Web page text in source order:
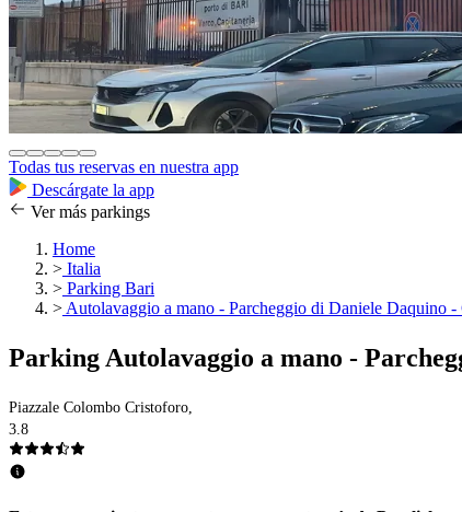
Todas tus reservas en nuestra app
Descárgate la app
Ver más parkings
Home
> Italia
> Parking Bari
> Autolavaggio a mano - Parcheggio di Daniele Daquino
Parking Autolavaggio a mano -
Piazzale Colombo Cristoforo,
3.8